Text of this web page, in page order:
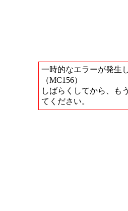
一時的なエラーが発生
（MC156）
しばらくしてから、も
てください。